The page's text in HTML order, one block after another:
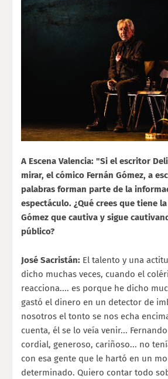
A Escena Valencia: "Si el escritor
mirar, el cómico Fernán Gómez, a
palabras forman parte de la
espectáculo. ¿Qué crees que tiene
Gómez que cautiva y sigue
público?
José Sacristán: El talento y una
dicho muchas veces, cuando el
reacciona.... es porque he dicho
gastó el dinero en un detector de
nosotros el tonto se nos echa
cuenta, él se lo veía venir...
cordial, generoso, cariñoso... no
con esa gente que le hartó en un
determinado. Quiero contar todo